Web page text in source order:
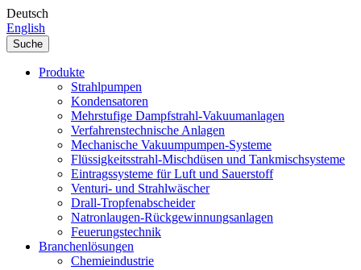
Deutsch
English
Suche
Produkte
Strahlpumpen
Kondensatoren
Mehrstufige Dampfstrahl-Vakuumanlagen
Verfahrenstechnische Anlagen
Mechanische Vakuumpumpen-Systeme
Flüssigkeitsstrahl-Mischdüsen und Tankmischsysteme
Eintragssysteme für Luft und Sauerstoff
Venturi- und Strahlwäscher
Drall-Tropfenabscheider
Natronlaugen-Rückgewinnungsanlagen
Feuerungstechnik
Branchenlösungen
Chemieindustrie